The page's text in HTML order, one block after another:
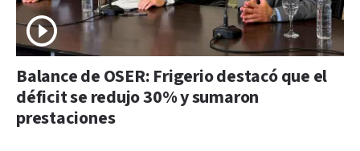
Balance de OSER: Frigerio destacó que el
déficit se redujo 30% y sumaron
prestaciones